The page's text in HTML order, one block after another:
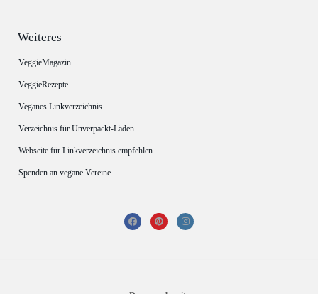
Weiteres
VeggieMagazin
VeggieRezepte
Veganes Linkverzeichnis
Verzeichnis für Unverpackt-Läden
Webseite für Linkverzeichnis empfehlen
Spenden an vegane Vereine